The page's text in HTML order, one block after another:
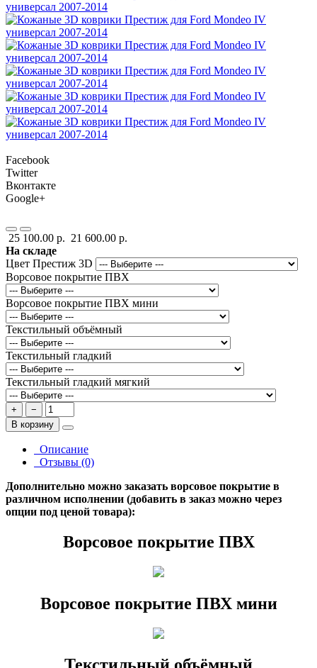
Facebook
Twitter
Вконтакте
Google+
25 100.00 р. 21 600.00 р.
На складе
Цвет Престиж 3D
Ворсовое покрытие ПВХ
Ворсовое покрытие ПВХ мини
Текстильный объёмный
Текстильный гладкий
Текстильный гладкий мягкий
+
−
В корзину
Описание
Отзывы (0)
Дополнительно можно заказать ворсовое покрытие в
различном исполнении (добавить в заказ можно через
опции под ценой товара):
Ворсовое покрытие ПВХ
Ворсовое покрытие ПВХ мини